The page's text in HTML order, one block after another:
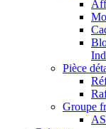
Pièce
Groupe